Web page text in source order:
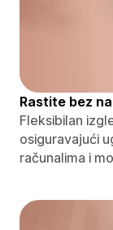
Rastite bez
Fleksibilan
osiguravajući
računalima i